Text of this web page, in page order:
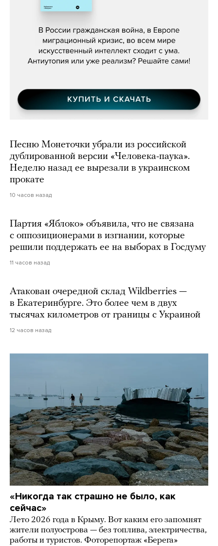
Константин Зарубин, «Наше сердце
Песню Монеточки убрали из российской
дублированной версии «Человека-паука».
Неделю назад ее вырезали в украинском
прокате
10 часов назад
Партия «Яблоко» объявила, что не связана
с оппозиционерами в изгнании, которые
решили поддержать ее на выборах в Госдуму
11 часов назад
Атакован очередной склад Wildberries —
в Екатеринбурге. Это более чем в двух
тысячах километров от границы с Украиной
12 часов назад
«Никогда так страшно не было, как
сейчас»
Лето 2026 года в Крыму. Вот каким его запомнят
жители полуострова — без топлива, электричества,
работы и туристов. Фоторепортаж «Берега»